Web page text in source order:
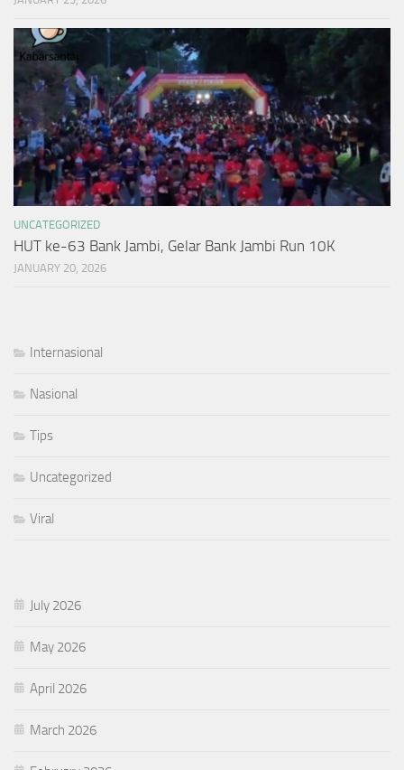
UNCATEGORIZED
HUT ke-63 Bank Jambi, Gelar Bank Jambi Run 10K
JANUARY 20, 2026
Internasional
Nasional
Tips
Uncategorized
Viral
July 2026
May 2026
April 2026
March 2026